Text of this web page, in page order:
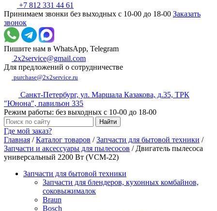
+7 812 331 44 61
Принимаем звонки без выходных с 10-00 до 18-00 Заказать
звонок
Пишите нам в WhatsApp, Telegram
2x2service@gmail.com
Для предложений о сотрудничестве
purchase@2x2service.ru
Санкт-Петербург, ул. Маршала Казакова, д.35, ТРК
"Юнона", павильон 335
Режим работы: без выходных с 10-00 до 18-00
Где мой заказ?
Главная /Каталог товаров /Запчасти для бытовой техники /
Запчасти и аксессуары для пылесосов / Двигатель пылесоса
универсальный 2200 Вт (VCM-22)
Запчасти для бытовой техники
Запчасти для блендеров, кухонных комбайнов,
соковыжималок
Braun
Bosch